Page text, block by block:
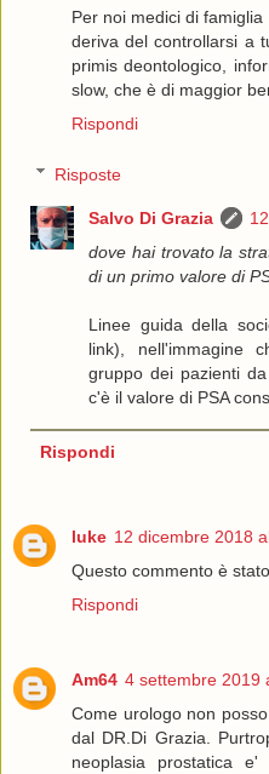
Per noi medici di
deriva del controllarsi a
primis deontologico,
slow, che è di maggior
Rispondi
Risposte
Salvo Di Grazia
dove hai trovato la
di un primo valore di
Linee guida della
link), nell'immagine
gruppo dei pazienti
c'è il valore di PSA
Rispondi
luke 12 dicembre 2018
Questo commento è
Rispondi
Am64 4 settembre 2019
Come urologo non
dal DR.Di Grazia.
neoplasia prostatica